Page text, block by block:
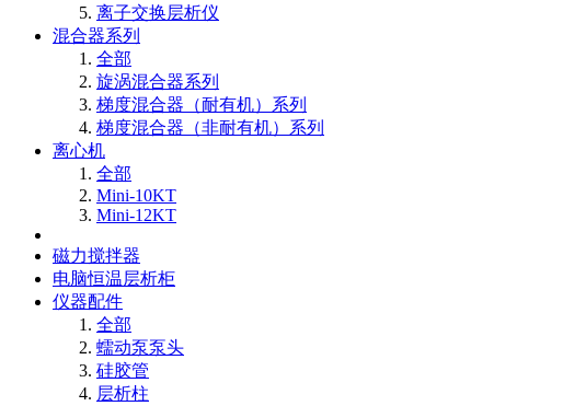
离子交换层析仪
混合器系列
全部
旋涡混合器系列
梯度混合器（耐有机）系列
梯度混合器（非耐有机）系列
离心机
全部
Mini-10KT
Mini-12KT
磁力搅拌器
电脑恒温层析柜
仪器配件
全部
蠕动泵泵头
硅胶管
层析柱